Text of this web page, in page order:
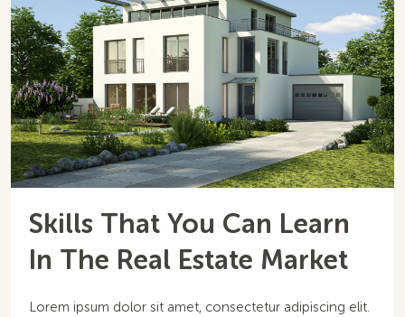
Skills That You Can Learn
In The Real Estate Market
Lorem ipsum dolor sit amet, consectetur adipiscing elit.